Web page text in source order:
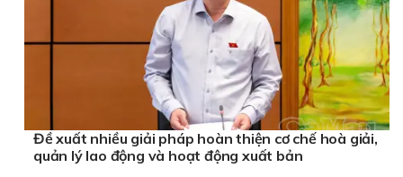
Đề xuất nhiều giải pháp hoàn thiện cơ chế hoà giải,
quản lý lao động và hoạt động xuất bản